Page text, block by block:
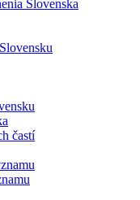
Slovenska
častí